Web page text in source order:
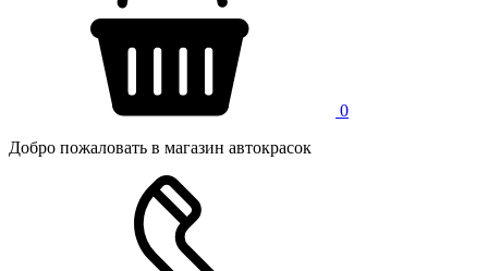
0
Добро пожаловать в магазин автокрасок